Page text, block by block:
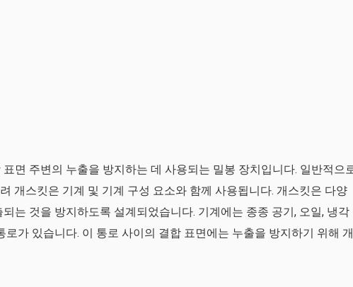
면 주변의 누출을 방지하는 데 사용되는 밀봉 장치입니다. 일반적으
개스킷은 기계 및 기계 구성 요소와 함께 사용됩니다. 개스킷은 다양
는 것을 방지하도록 설계되었습니다. 기계에는 종종 공기, 오일, 냉각
가 있습니다. 이 통로 사이의 결합 표면에는 누출을 방지하기 위해 개